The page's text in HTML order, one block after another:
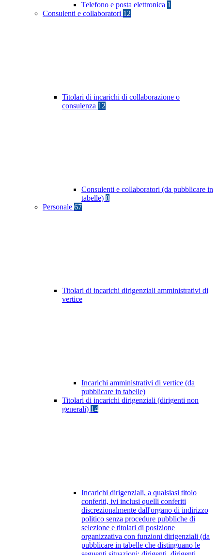
Telefono e posta elettronica 1
Consulenti e collaboratori 12
Titolari di incarichi di collaborazione o
consulenza 12
Consulenti e collaboratori (da pubblicare in
tabelle) 8
Personale 67
Titolari di incarichi dirigenziali amministrativi di
vertice
Incarichi amministrativi di vertice (da
pubblicare in tabelle)
Titolari di incarichi dirigenziali (dirigenti non
generali) 14
Incarichi dirigenziali, a qualsiasi titolo
conferiti, ivi inclusi quelli conferiti
discrezionalmente dall'organo di indirizzo
politico senza procedure pubbliche di
selezione e titolari di posizione
organizzativa con funzioni dirigenziali (da
pubblicare in tabelle che distinguano le